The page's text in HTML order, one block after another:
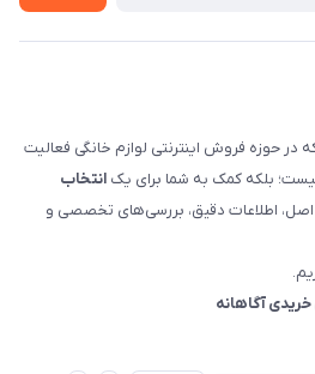
در حوزه فروش اینترنتی لوازم خانگی فعالیت
بلکه کمک به شما برای یک انتخاب
اصل، اطلاعات دقیق، بررسی‌های تخصصی و
آگاهانه